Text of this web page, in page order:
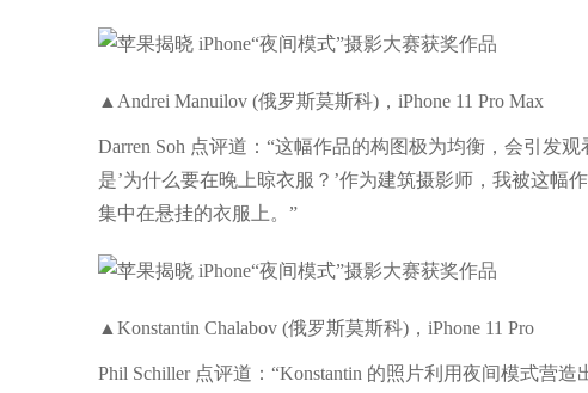
▲Andrei Manuilov (俄罗斯莫斯科)，iPhone 11 Pro Max
Darren Soh 点评道：“这幅作品的构图极为均衡，会引发
是’为什么要在晚上晾衣服？’作为建筑摄影师，我被这
集中在悬挂的衣服上。”
▲Konstantin Chalabov (俄罗斯莫斯科)，iPhone 11 Pro
Phil Schiller 点评道：“Konstantin 的照片利用夜间模式营